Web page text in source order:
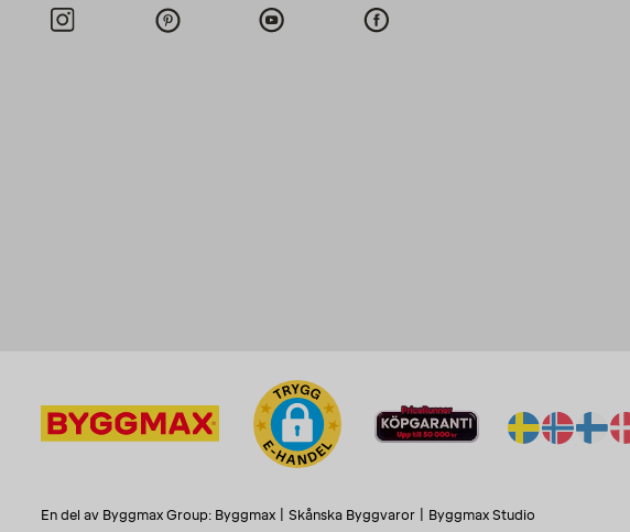
En del av Byggmax Group: Byggmax Skånska Byggvaror Byggmax Studio